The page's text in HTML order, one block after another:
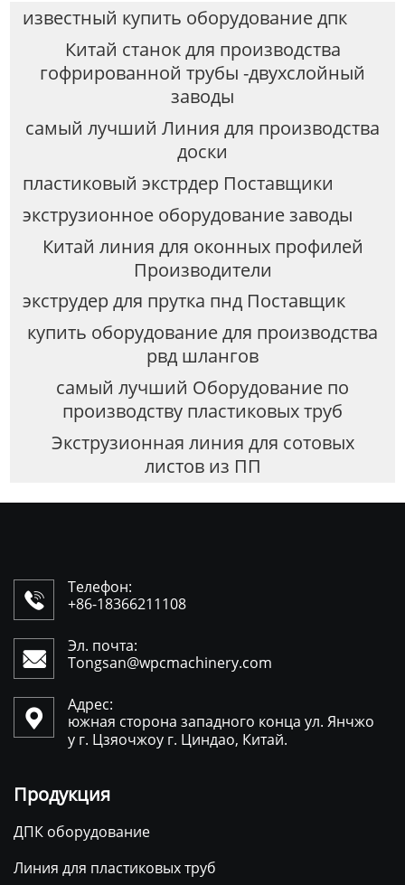
известный купить оборудование дпк
Китай станок для производства
гофрированной трубы -двухслойный
заводы
самый лучший Линия для производства
доски
пластиковый экстрдер Поставщики
экструзионное оборудование заводы
Китай линия для оконных профилей
Производители
экструдер для прутка пнд Поставщик
купить оборудование для производства
рвд шлангов
самый лучший Оборудование по
производству пластиковых труб
Экструзионная линия для сотовых
листов из ПП

Телефон:
+86-18366211108

Эл. почта:
Tongsan@wpcmachinery.com

Адрес:
южная сторона западного конца ул. Янчжо
у г. Цзяочжоу г. Циндао, Китай.
Продукция
ДПК оборудование
Линия для пластиковых труб